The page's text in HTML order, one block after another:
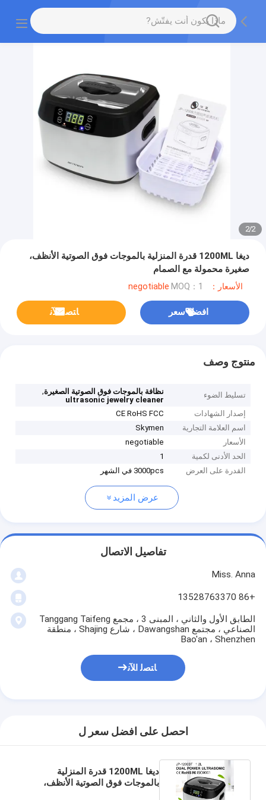
2
/
2
ديغا 1200ML قدرة المنزلية بالموجات فوق الصوتية الأنظف،
صغيرة محمولة مع الصمام
الأسعار：negotiable MOQ：1
افضل سعر ﺎﺘﺼﻟ ﺍﻶﻧ
منتوج وصف
تسليط الضوء نظافة بالموجات فوق الصوتية الصغيرة,
ultrasonic jewelry cleaner
إصدار الشهادات
CE RoHS FCC
اسم العلامة التجارية
Skymen
الأسعار
negotiable
الحد الأدنى لكمية
1
القدرة على العرض
3000pcs في الشهر
عرض المزيد
تفاصيل الاتصال
Miss. Anna
+86 13528763370
الطابق الأول والثاني ، المبنى 3 ، مجمع Tanggang Taifeng
الصناعي ، مجتمع Dawangshan ، شارع Shajing ، منطقة
Bao'an ، Shenzhen
ﺎﺘﺼﻟ ﺍﻶﻧ
احصل على افضل سعر ل
ديغا 1200ML قدرة المنزلية
بالموجات فوق الصوتية الأنظف،